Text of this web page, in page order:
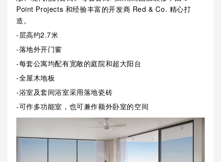
Point Projects 和经验丰富的开发商 Red & Co. 精心打
造。
-层高约2.7米
-落地外开门窗
-每套公寓均配有宽敞的庭院和超大阳台
-全屋木地板
-浴室及套间浴室采用落地瓷砖
-可作多功能室，也可兼作额外卧室的空间